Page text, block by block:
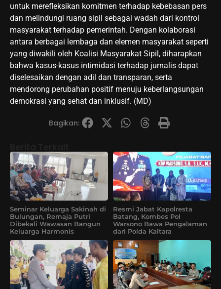
untuk merefleksikan komitmen terhadap kebebasan pers
dan melindungi ruang sipil sebagai wadah dari kontrol
masyarakat terhadap pemerintah. Dengan kolaborasi
antara berbagai lembaga dan elemen masyarakat seperti
yang diwakili oleh Koalisi Masyarakat Sipil, diharapkan
bahwa kasus-kasus intimidasi terhadap jurnalis dapat
diselesaikan dengan adil dan transparan, serta
mendorong perubahan positif menuju keberlangsungan
demokrasi yang sehat dan inklusif. (MD)
Bagikan:
Seminar Keluarga Sakinah di
Bulungan, Remaja Putri
Dibekali Wawasan Bangun
Keluarga Harmonis
Resmi Jabat Kapolresta
Batang, Kombes Pol
Warsono Bawa Pengalaman
dari Polda Kaltara